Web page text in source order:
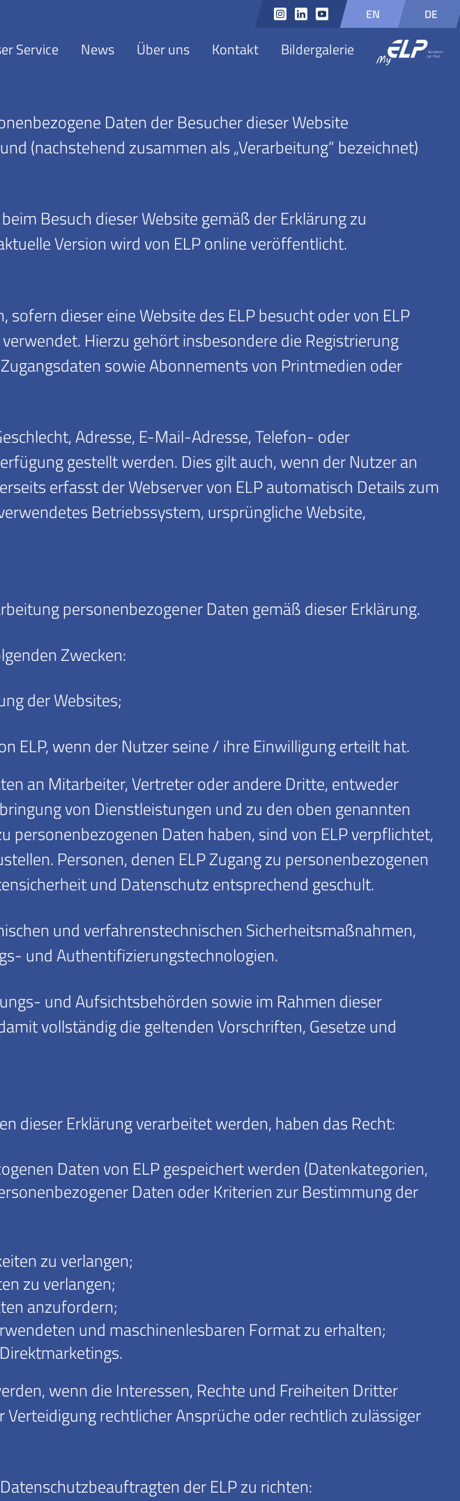
EN DE
Service News Über uns Kontakt Bildergalerie
Daten der Besucher dieser Website
(nachstehend zusammen als „Verarbeitung“ bezeichnet)
Besuch dieser Website gemäß der Erklärung zu
Version wird von ELP online veröffentlicht.
dieser eine Website des ELP besucht oder von ELP
Hierzu gehört insbesondere die Registrierung
sowie Abonnements von Printmedien oder
Adresse, E-Mail-Adresse, Telefon- oder
gestellt werden. Dies gilt auch, wenn der Nutzer an
erfasst der Webserver von ELP automatisch Details zum
Betriebssystem, ursprüngliche Website,
personenbezogener Daten gemäß dieser Erklärung.
Zwecken:
der Websites;
ELP, wenn der Nutzer seine / ihre Einwilligung erteilt hat.
an Mitarbeiter, Vertreter oder andere Dritte, entweder
von Dienstleistungen und zu den oben genannten
personenbezogenen Daten haben, sind von ELP verpflichtet,
Personen, denen ELP Zugang zu personenbezogenen
und Datenschutz entsprechend geschult.
und verfahrenstechnischen Sicherheitsmaßnahmen,
und Authentifizierungstechnologien.
und Aufsichtsbehörden sowie im Rahmen dieser
vollständig die geltenden Vorschriften, Gesetze und
dieser Erklärung verarbeitet werden, haben das Recht:
Daten von ELP gespeichert werden (Datenkategorien,
Daten oder Kriterien zur Bestimmung der
zu verlangen;
zu verlangen;
anzufordern;
und maschinenlesbaren Format zu erhalten;
wenn die Interessen, Rechte und Freiheiten Dritter
rechtlicher Ansprüche oder rechtlich zulässiger
der ELP zu richten: